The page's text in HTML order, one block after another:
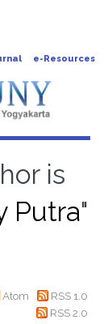
e-Resources
is
Putra"
Atom
RSS 1.0
RSS 2.0